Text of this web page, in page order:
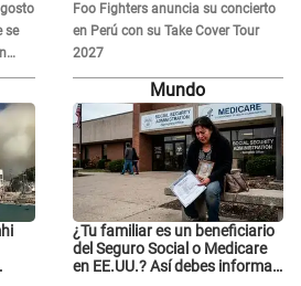
se
Foo Fighters anuncia su concierto
en Perú con su Take Cover Tour
2027
Mundo
¿Tu familiar es un beneficiario
del Seguro Social o Medicare
en EE.UU.? Así debes informar